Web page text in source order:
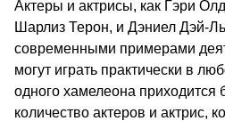
Актеры и актрисы, как Гэри
Шарлиз Терон, и Дэниел Дэй-
современными примерами
могут играть практически в
одного хамелеона приходится
количество актеров и актрис,